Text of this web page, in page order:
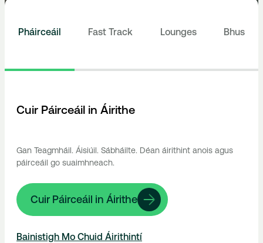
Pháirceáil Fast Track Lounges Bhus
Cuir Páirceáil in Áirithe
Gan Teagmháil. Áisiúil. Sábháilte. Déan áirithint anois agus
páirceáil go suaimhneach.
Cuir Páirceáil in Áirithe
Bainistigh Mo Chuid Áirithintí